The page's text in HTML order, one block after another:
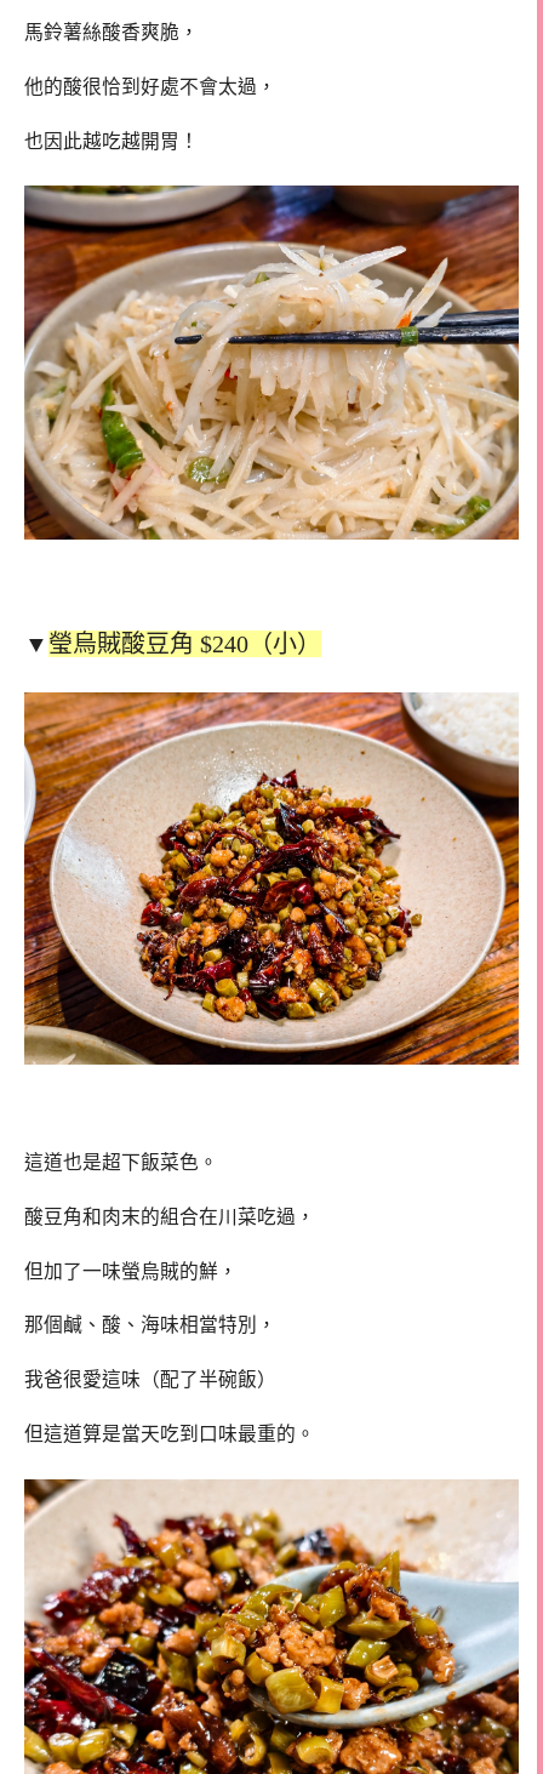
馬鈴薯絲酸香爽脆，
他的酸很恰到好處不會太過，
也因此越吃越開胃！
▼ 瑩烏賊酸豆角 $240（小）
這道也是超下飯菜色。
酸豆角和肉末的組合在川菜吃過，
但加了一味螢烏賊的鮮，
那個鹹、酸、海味相當特別，
我爸很愛這味（配了半碗飯）
但這道算是當天吃到口味最重的。